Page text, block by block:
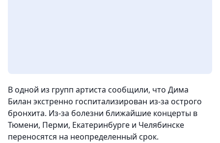
В одной из групп артиста сообщили, что Дима
Билан экстренно госпитализирован из-за острого
бронхита. Из-за болезни ближайшие концерты в
Тюмени, Перми, Екатеринбурге и Челябинске
переносятся на неопределенный срок.